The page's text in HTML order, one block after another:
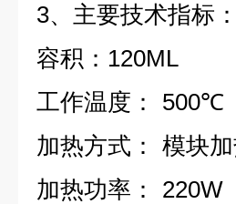
3、主要技术指标：
容积 ： 120ML
工作温度 ： 500℃
加热方式 ：
模块
加热功率 ：
220W